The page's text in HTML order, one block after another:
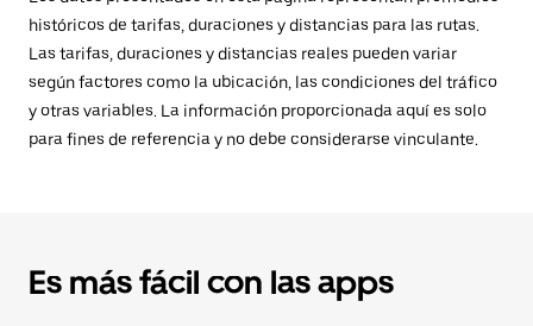
históricos de tarifas, duraciones y distancias para las rutas.
Las tarifas, duraciones y distancias reales pueden variar
según factores como la ubicación, las condiciones del tráfico
y otras variables. La información proporcionada aquí es solo
para fines de referencia y no debe considerarse vinculante.
Es más fácil con las apps